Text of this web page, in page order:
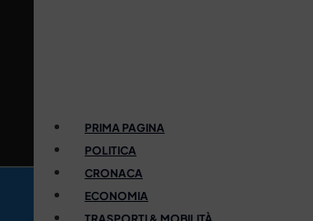
PRIMA PAGINA
POLITICA
CRONACA
ECONOMIA